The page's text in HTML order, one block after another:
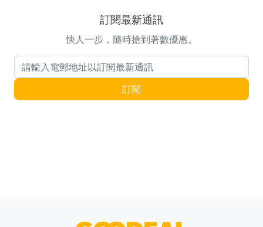
訂閱最新通訊
快人一步，隨時搶到著數優惠。
電郵地址 訂閱